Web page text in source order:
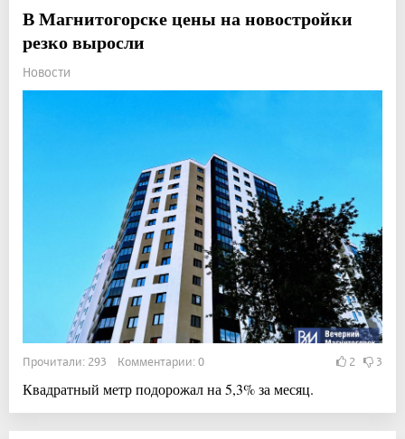
В Магнитогорске цены на новостройки
резко выросли
Новости
Прочитали: 293 Комментарии: 0 2 3
Квадратный метр подорожал на 5,3% за месяц.